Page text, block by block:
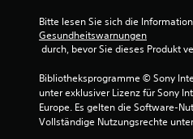
Bitte lesen Sie sich die
Gesundheitswarnungen
durch, bevor Sie dieses Produkt
Bibliotheksprogramme © Sony
unter exklusiver Lizenz für Sony
Europe. Es gelten die Software-
Vollständige Nutzungsrechte